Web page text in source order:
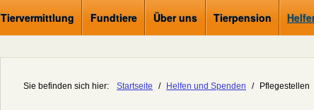
Tiervermittlung Fundtiere Über uns Tierpension
Sie befinden sich hier: Startseite / Helfen und Spenden / Pflegestellen